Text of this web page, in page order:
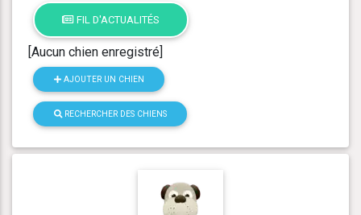
FIL D'ACTUALITÉS
[Aucun chien enregistré]
AJOUTER UN CHIEN
RECHERCHER DES CHIENS